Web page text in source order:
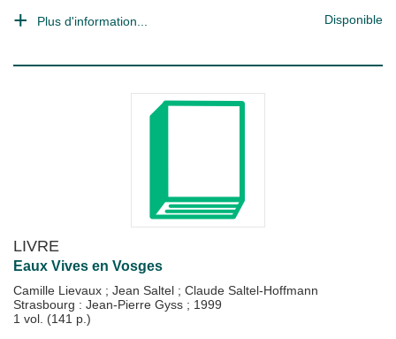
Plus d'information... Disponible
LIVRE
Eaux Vives en Vosges
Camille Lievaux ; Jean Saltel ; Claude Saltel-Hoffmann
Strasbourg : Jean-Pierre Gyss ; 1999
1 vol. (141 p.)